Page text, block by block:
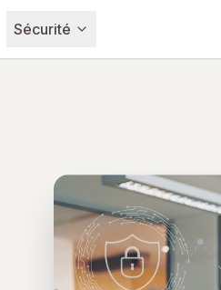
Sécurité